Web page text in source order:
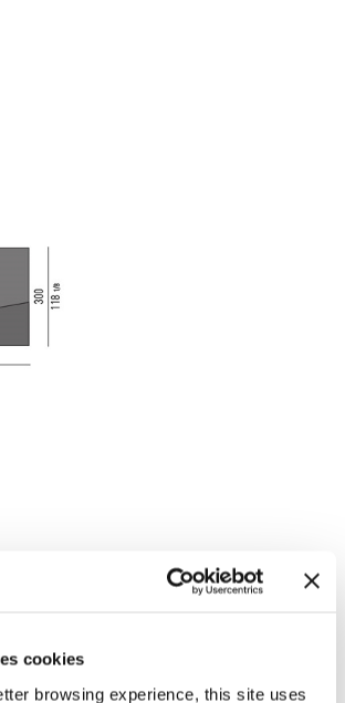
cookies
browsing experience, this site uses